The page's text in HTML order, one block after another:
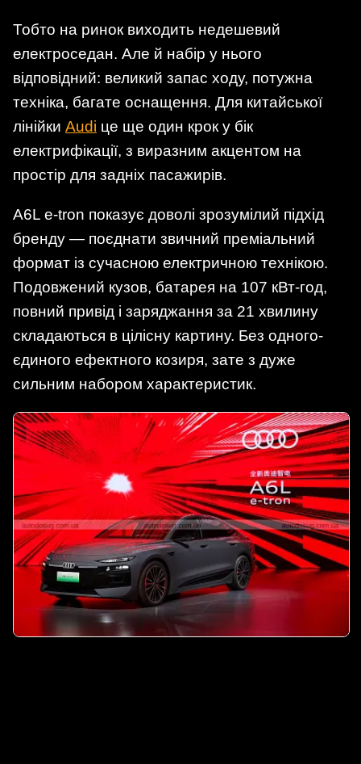
Тобто на ринок виходить недешевий
електроседан. Але й набір у нього
відповідний: великий запас ходу, потужна
техніка, багате оснащення. Для китайської
лінійки Audi це ще один крок у бік
електрифікації, з виразним акцентом на
простір для задніх пасажирів.
A6L e-tron показує доволі зрозумілий підхід
бренду — поєднати звичний преміальний
формат із сучасною електричною технікою.
Подовжений кузов, батарея на 107 кВт-год,
повний привід і заряджання за 21 хвилину
складаються в цілісну картину. Без одного-
єдиного ефектного козиря, зате з дуже
сильним набором характеристик.